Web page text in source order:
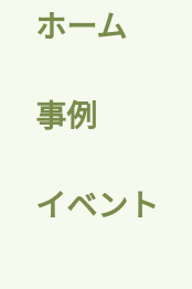
ホーム
事例
イベント